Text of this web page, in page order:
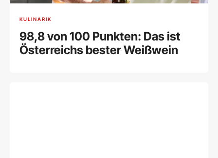
KULINARIK
98,8 von 100 Punkten: Das ist
Österreichs bester Weißwein